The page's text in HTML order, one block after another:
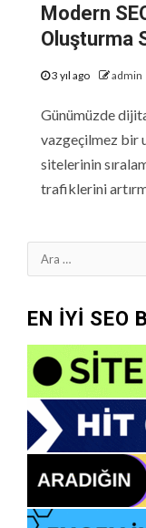
Modern
Oluşturma
3 yıl ago admin
Günümüzde
vazgeçilmez bir
sitelerinin
trafiklerini
Arama:
EN İYİ SEO